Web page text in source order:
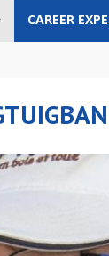
CAREER